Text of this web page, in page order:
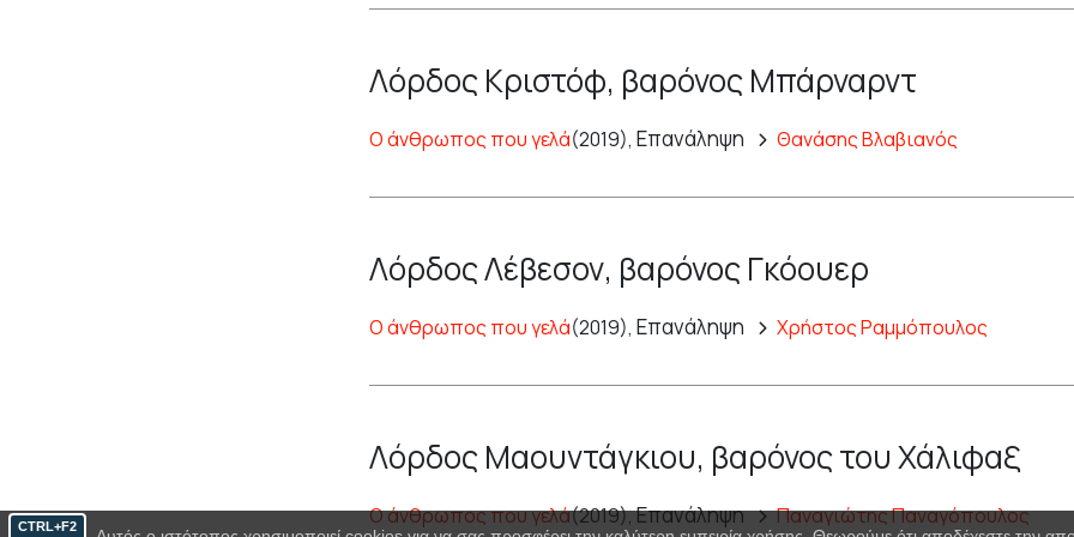
CTRL+F2
Λόρδος Κριστόφ, βαρόνος Μπάρναρντ
Ο άνθρωπος που γελά(2019), Επανάληψη Θανάσης Βλαβιανός
Λόρδος Λέβεσον, βαρόνος Γκόουερ
Ο άνθρωπος που γελά(2019), Επανάληψη Χρήστος Ραμμόπουλος
Λόρδος Μαουντάγκιου, βαρόνος του Χάλιφαξ
Ο άνθρωπος που γελά(2019),Επανάληψη Παναγιώτης Παναγόπουλος